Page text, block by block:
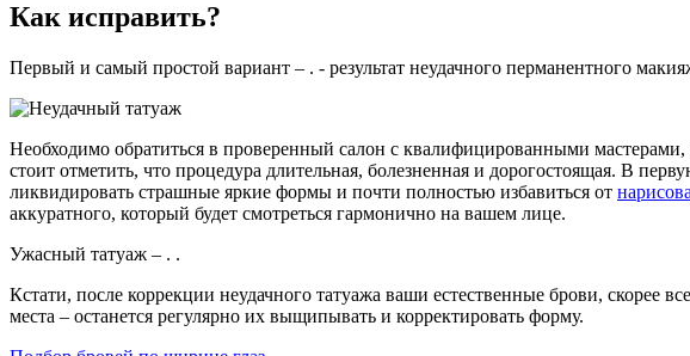
Как исправить?
Первый и самый простой вариант – . - результат неудачного перманентного
Необходимо обратиться в проверенный салон с квалифицированными
стоит отметить, что процедура длительная, болезненная и дорогостоящая. В
ликвидировать страшные яркие формы и почти полностью избавиться от
аккуратного, который будет смотреться гармонично на вашем лице.
Ужасный татуаж – . .
Кстати, после коррекции неудачного татуажа ваши естественные брови, скорее
места – останется регулярно их выщипывать и корректировать форму.